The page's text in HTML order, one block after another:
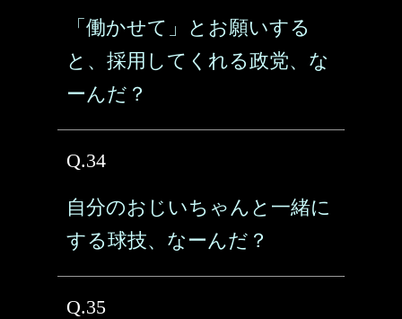
「働かせて」とお願いする
と、採用してくれる政党、な
ーんだ？
Q.34
自分のおじいちゃんと一緒に
する球技、なーんだ？
Q.35